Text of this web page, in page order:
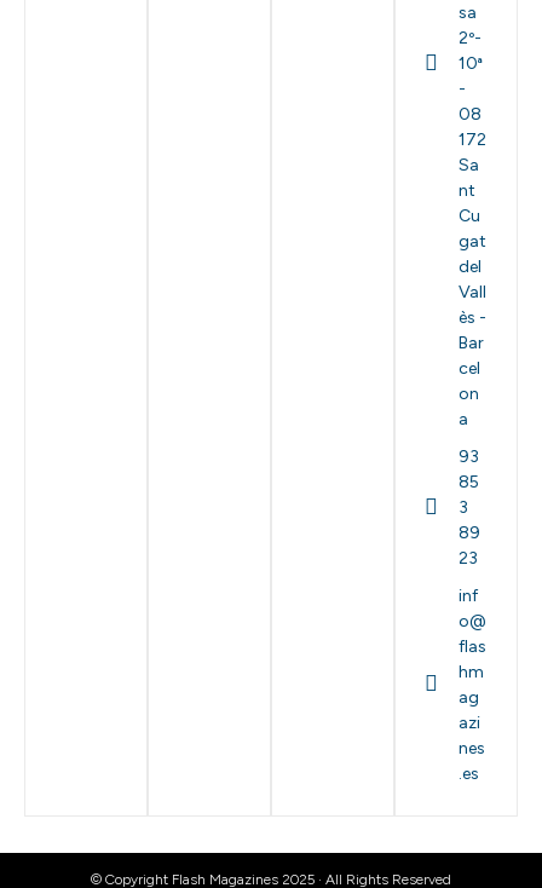
sa
2º-
10ª
-
08
172
Sa
nt
Cu
gat
del
Vall
ès -
Bar
cel
on
a
93
85
3
89
23
inf
o@
flas
hm
ag
azi
nes
.es
© Copyright Flash Magazines 2025 · All Rights Reserved